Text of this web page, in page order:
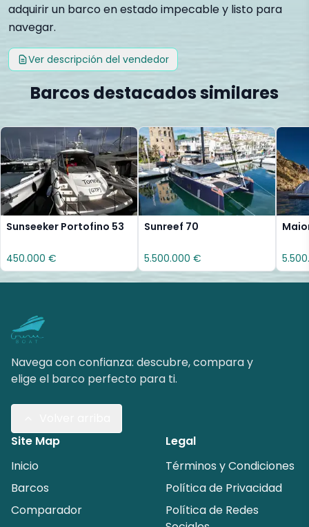
adquirir un barco en estado impecable y listo para
navegar.
Ver descripción del vendedor
Barcos destacados similares
Sunseeker Portofino 53
450.000 €
Sunreef 70
5.500.000 €
Navega con confianza: descubre, compara y
elige el barco perfecto para ti.
Site Map
Inicio
Barcos
Comparador
Legal
Términos y Condiciones
Política de Privacidad
Política de Redes